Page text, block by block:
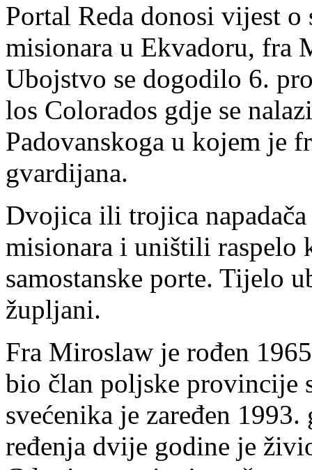
Portal Reda donosi vijest
misionara u Ekvadoru, fra
Ubojstvo se dogodilo 6.
los Colorados gdje se
Padovanskoga u kojem je
gvardijana.
Dvojica ili trojica
misionara i uništili raspelo
samostanske porte. Tijelo
župljani.
Fra Miroslaw je rođen
bio član poljske provincije
svećenika je zaređen
ređenja dvije godine je